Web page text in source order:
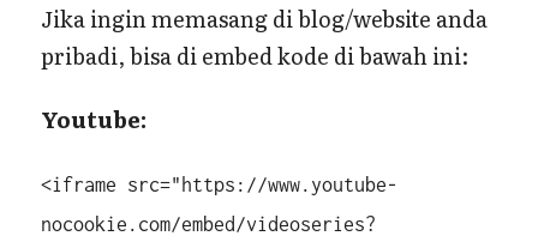
Jika ingin memasang di blog/website anda
pribadi, bisa di embed kode di bawah ini:
Youtube:
<iframe src="https://www.youtube-
nocookie.com/embed/videoseries?